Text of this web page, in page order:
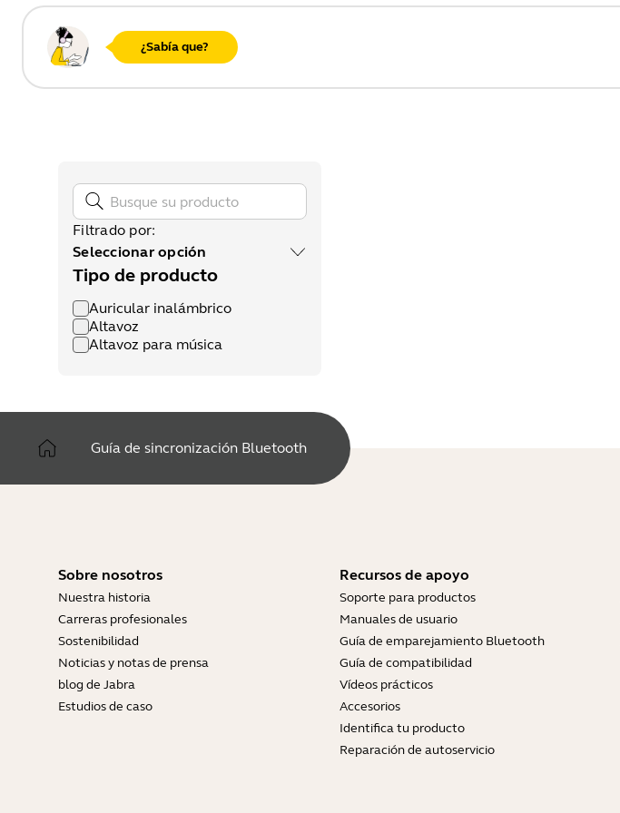
¿Sabía que?
Filtrado por:
Seleccionar opción
Tipo de producto
Auricular inalámbrico
Altavoz
Altavoz para música
Guía de sincronización Bluetooth
Sobre nosotros
Nuestra historia
Carreras profesionales
Sostenibilidad
Noticias y notas de prensa
blog de Jabra
Estudios de caso
Recursos de apoyo
Soporte para productos
Manuales de usuario
Guía de emparejamiento Bluetooth
Guía de compatibilidad
Vídeos prácticos
Accesorios
Identifica tu producto
Reparación de autoservicio